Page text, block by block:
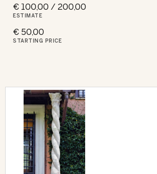
€ 100,00 / 200,00
ESTIMATE
€ 50,00
STARTING PRICE